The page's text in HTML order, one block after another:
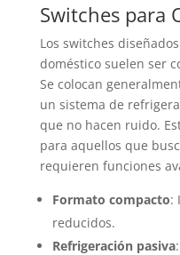
Switches para
Los switches
doméstico suelen ser
Se colocan
un sistema de
que no hacen ruido.
para aquellos que
requieren funciones
Formato compacto:
reducidos.
Refrigeración pasiva